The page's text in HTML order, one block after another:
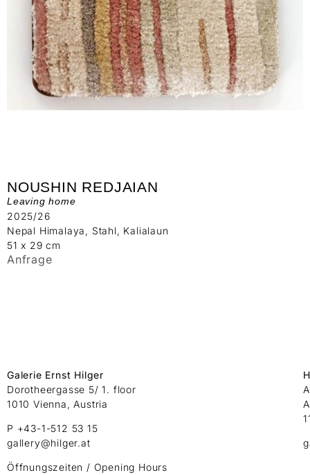
NOUSHIN REDJAIAN
Leaving home
2025/26
Nepal Himalaya, Stahl, Kalialaun
51 x 29 cm
Anfrage
Galerie Ernst Hilger
Dorotheergasse 5/ 1. floor
1010 Vienna, Austria
P +43-1-512 53 15
gallery@hilger.at
Öffnungszeiten / Opening Hours